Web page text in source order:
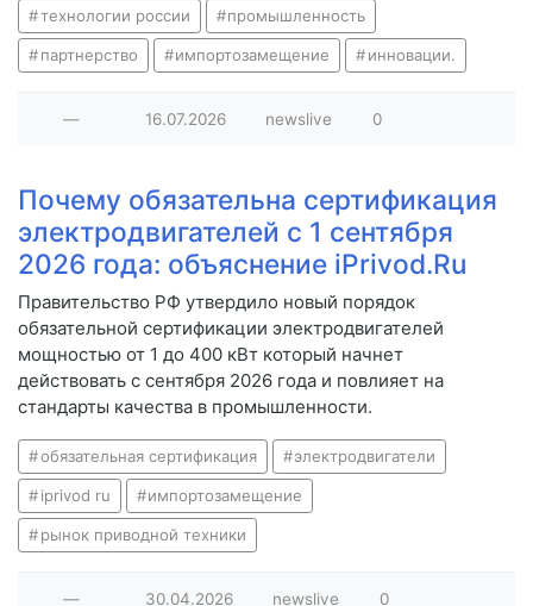
технологии россии промышленность
партнерство импортозамещение инновации.
— 16.07.2026 newslive 0
Почему обязательна сертификация
электродвигателей с 1 сентября
2026 года: объяснение iPrivod.Ru
Правительство РФ утвердило новый порядок
обязательной сертификации электродвигателей
мощностью от 1 до 400 кВт который начнет
действовать с сентября 2026 года и повлияет на
стандарты качества в промышленности.
обязательная сертификация электродвигатели
iprivod ru импортозамещение
рынок приводной техники
— 30.04.2026 newslive 0